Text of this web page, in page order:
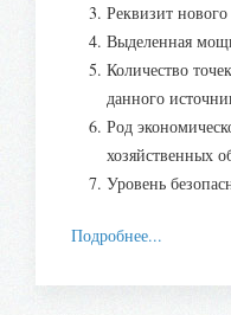
Реквизит
Выделенная
Количество
данного
Род
хозяйственных
Уровень
Подробнее...